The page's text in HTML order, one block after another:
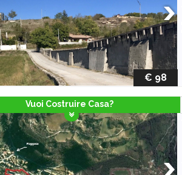
€ 98
Vuoi Costruire Casa?